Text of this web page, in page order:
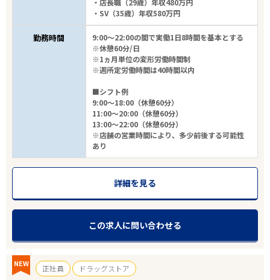
・SV（35歳）年収580万円
勤務時間
9:00～22:00の間で実働1日8時間を基本とする
※休憩60分/日
※1ヵ月単位の変形労働時間制
※週所定労働時間は40時間以内
■シフト例
9:00～18:00（休憩60分）
11:00～20:00（休憩60分）
13:00～22:00（休憩60分）
※店舗の営業時間により、多少前後する可能性
あり
詳細を見る
この求人に問い合わせる
NEW 正社員 ドラッグストア